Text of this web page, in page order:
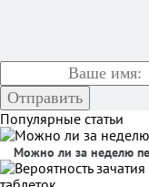
Популярные статьи
Можно ли за неделю